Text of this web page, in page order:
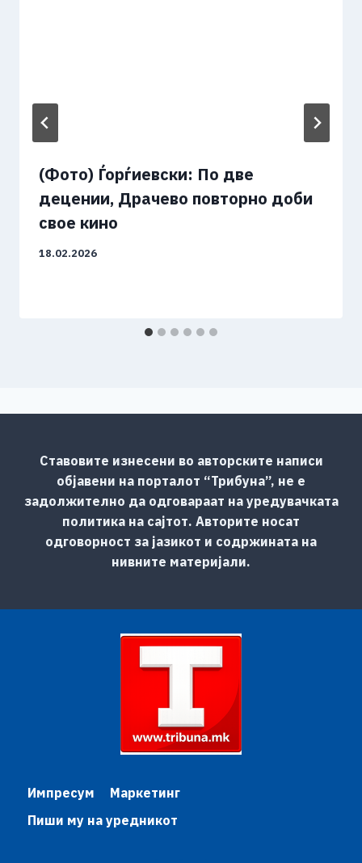
(Фото) Ѓорѓиевски: По две
децении, Драчево повторно доби
свое кино
18.02.2026
Ставовите изнесени во авторските написи
објавени на порталот “Трибуна”, не е
задолжително да одговараат на уредувачката
политика на сајтот. Авторите носат
одговорност за јазикот и содржината на
нивните материјали.
Импресум
Маркетинг
Пиши му на уредникот